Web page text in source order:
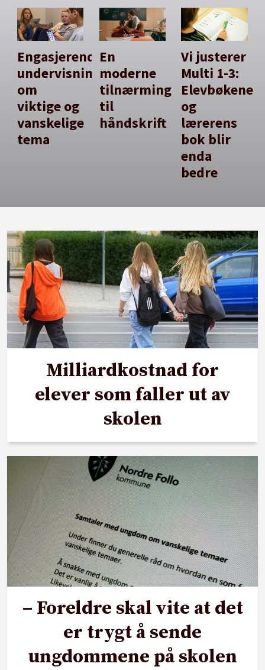
Engasjerende
undervisning
om
viktige og
vanskelige
tema
En
moderne
tilnærming
til
håndskrift
Vi justerer
Multi 1-3:
Elevbøkene
og
lærerens
bok blir
enda
bedre
Milliardkostnad for
elever som faller ut av
skolen
– Foreldre skal vite at det
er trygt å sende
ungdommene på skolen